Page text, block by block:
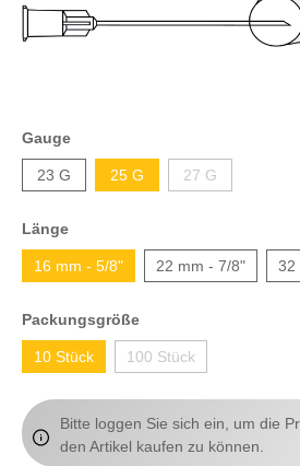
Gauge
23 G 25 G 27 G
Länge
16 mm - 5/8" 22 mm - 7/8" 32
Packungsgröße
10 Stück 100 Stück
Bitte loggen Sie sich ein, um die
den Artikel kaufen zu können.